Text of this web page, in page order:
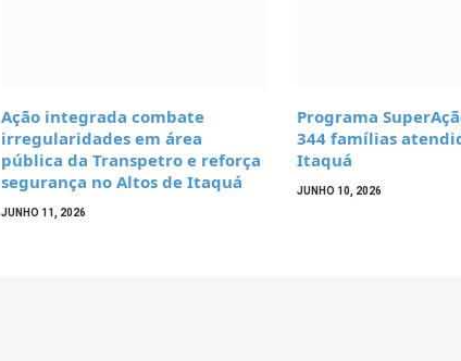
Ação integrada combate
irregularidades em área
pública da Transpetro e reforça
segurança no Altos de Itaquá
JUNHO 11, 2026
Programa
344 famílias
Itaquá
JUNHO 10, 2026